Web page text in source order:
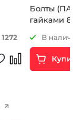
1272
Болты
гайками 8,8
М8х130мм
В наличии
Купить